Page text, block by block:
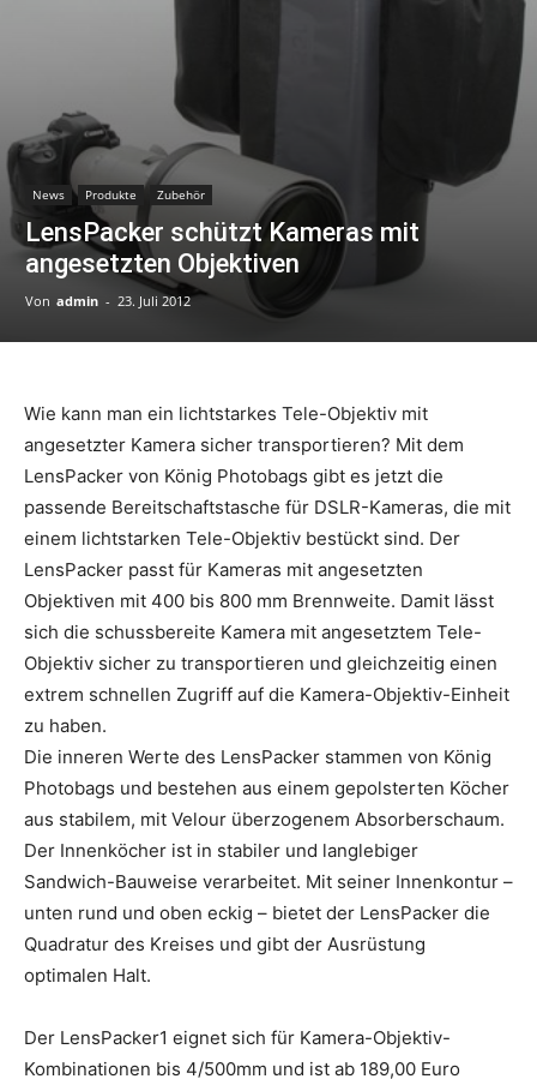
News Produkte Zubehör
LensPacker schützt Kameras mit
angesetzten Objektiven
Von admin - 23. Juli 2012
Wie kann man ein lichtstarkes Tele-Objektiv mit
angesetzter Kamera sicher transportieren? Mit dem
LensPacker von König Photobags gibt es jetzt die
passende Bereitschaftstasche für DSLR-Kameras, die mit
einem lichtstarken Tele-Objektiv bestückt sind. Der
LensPacker passt für Kameras mit angesetzten
Objektiven mit 400 bis 800 mm Brennweite. Damit lässt
sich die schussbereite Kamera mit angesetztem Tele-
Objektiv sicher zu transportieren und gleichzeitig einen
extrem schnellen Zugriff auf die Kamera-Objektiv-Einheit
zu haben.
Die inneren Werte des LensPacker stammen von König
Photobags und bestehen aus einem gepolsterten Köcher
aus stabilem, mit Velour überzogenem Absorberschaum.
Der Innenköcher ist in stabiler und langlebiger
Sandwich-Bauweise verarbeitet. Mit seiner Innenkontur –
unten rund und oben eckig – bietet der LensPacker die
Quadratur des Kreises und gibt der Ausrüstung
optimalen Halt.
Der LensPacker1 eignet sich für Kamera-Objektiv-
Kombinationen bis 4/500mm und ist ab 189,00 Euro